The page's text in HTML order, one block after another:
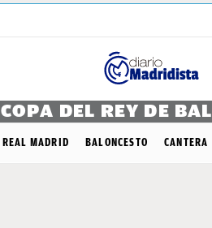
COPA DEL REY DE
REAL MADRID BALONCESTO CANTERA